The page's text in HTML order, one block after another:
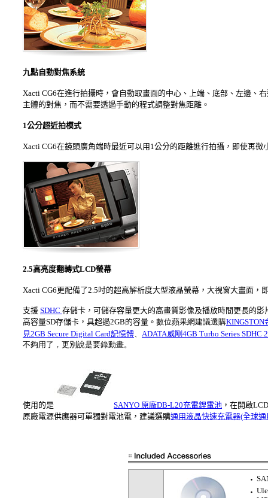
九點自動對焦系統
Xacti CG6在進行拍攝時，會自動取畫面的中心、上端、底部、左邊、
主體的對焦，而不需要透過手動的程式調整對焦距離。
1公分超近拍模式
Xacti CG6在鏡頭廣角端時最近可以用1公分的距離進行拍攝，即使再微
2.5高亮度翻轉式LCD螢幕
Xacti CG6更配備了2.5吋的超高解析度大型液晶螢幕，大視窗大畫面，
支援 SDHC 存儲卡，可儲存容量更大的高畫質影像及播放時間更長的
高容量SD存儲卡，具超過2GB的容量。 數位蘋果網建議選購KINGSTON
見2GB Secure Digital Card記憶體
ADATA威剛4GB Turbo Series SDHC
不夠用了，更別說是要錄動畫。
使用的是 SANYO 原廠DB-L20充電鋰電池 ，在開啟
原廠電源供應器可單獨對電池電，建議選購通用液晶快速充電器(全球通
‧
‧